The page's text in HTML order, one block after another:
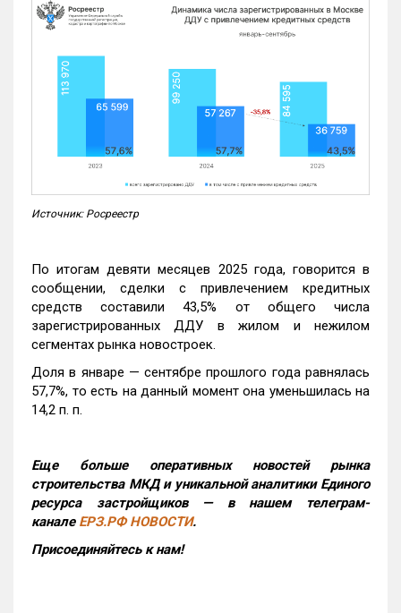
Источник: Росреестр
По итогам девяти месяцев 2025 года, говорится в
сообщении, сделки с привлечением кредитных
средств составили 43,5% от общего числа
зарегистрированных ДДУ в жилом и нежилом
сегментах рынка новостроек.
Доля в январе — сентябре прошлого года равнялась
57,7%, то есть на данный момент она уменьшилась на
14,2 п. п.
Еще больше оперативных новостей рынка
строительства МКД и уникальной аналитики Единого
ресурса застройщиков — в нашем телеграм-
канале ЕРЗ.РФ НОВОСТИ.
Присоединяйтесь к нам!